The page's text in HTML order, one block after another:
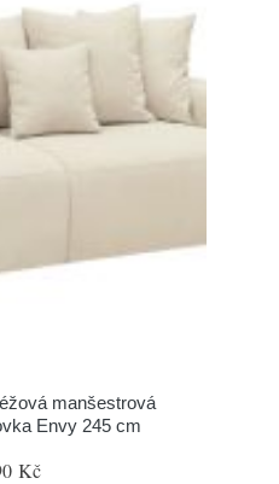
manšestrová
Envy 245 cm
Kč